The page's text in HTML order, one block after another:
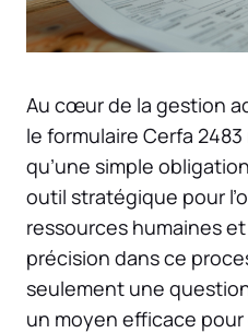
Au cœur de la gestion
le formulaire Cerfa
qu’une simple
outil stratégique pour
ressources humaines
précision dans ce
seulement une
un moyen efficace